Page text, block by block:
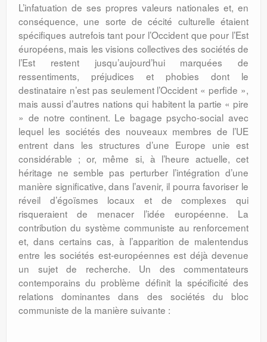
L’infatuation de ses propres valeurs nationales et, en
conséquence, une sorte de cécité culturelle étaient
spécifiques autrefois tant pour l’Occident que pour l’Est
éuro­péens, mais les visions collectives des so­ciétés de
l’Est restent jusqu’aujourd’hui mar­quées de
ressentiments, préjudices et phobies dont le
destinataire n’est pas seule­ment l’Occident « perfide »,
mais aussi d’autres nations qui habitent la partie « pire
» de notre continent. Le bagage psy­cho-social avec
lequel les sociétés des nou­veaux membres de l’UE
entrent dans les struc­tures d’une Europe unie est
considé­rable ; or, même si, à l’heure actuelle, cet
héritage ne semble pas perturber l’intégra­tion d’une
manière significative, dans l’ave­nir, il pourra favoriser le
réveil d’égoïsmes locaux et de complexes qui
risqueraient de menacer l’idée européenne. La
contribution du système communiste au renforcement
et, dans certains cas, à l’apparition de malen­tendus
entre les sociétés est-européennes est déjà devenue
un sujet de recherche. Un des commentateurs
contemporains du problème définit la spécificité des
relations domi­nantes dans des sociétés du bloc
commu­niste de la manière suivante :